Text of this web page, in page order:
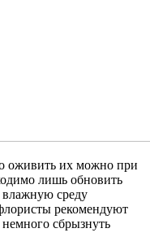
оживить их можно при
лишь обновить
влажную среду
рекомендуют
сбрызнуть